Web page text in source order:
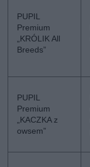
PUPIL
Premium
„KRÓLIK All
Breeds”
PUPIL
Premium
„KACZKA z
owsem”